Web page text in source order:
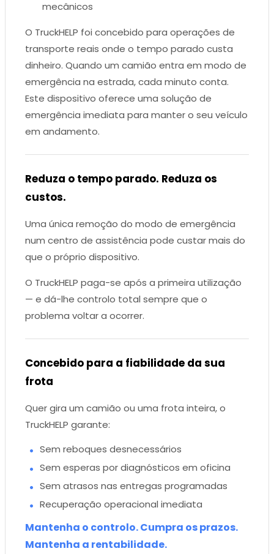
mecânicos
O TruckHELP foi concebido para operações de
transporte reais onde o tempo parado custa
dinheiro. Quando um camião entra em modo de
emergência na estrada, cada minuto conta.
Este dispositivo oferece uma solução de
emergência imediata para manter o seu veículo
em andamento.
Reduza o tempo parado. Reduza os
custos.
Uma única remoção do modo de emergência
num centro de assistência pode custar mais do
que o próprio dispositivo.
O TruckHELP paga-se após a primeira utilização
— e dá-lhe controlo total sempre que o
problema voltar a ocorrer.
Concebido para a fiabilidade da sua
frota
Quer gira um camião ou uma frota inteira, o
TruckHELP garante:
Sem reboques desnecessários
Sem esperas por diagnósticos em oficina
Sem atrasos nas entregas programadas
Recuperação operacional imediata
Mantenha o controlo. Cumpra os prazos.
Mantenha a rentabilidade.